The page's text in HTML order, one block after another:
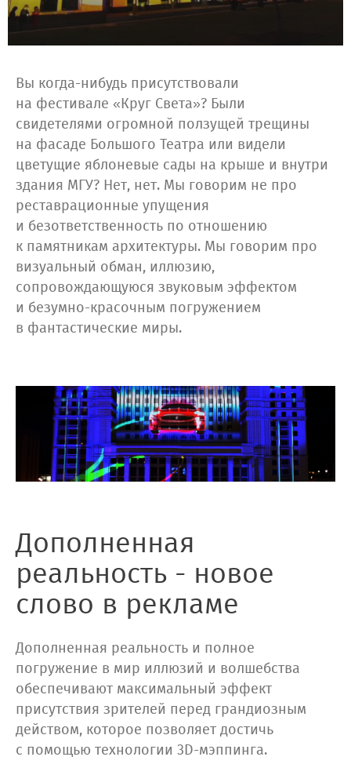
Вы когда-нибудь присутствовали
на фестивале «Круг Света»? Были
свидетелями огромной ползущей трещины
на фасаде Большого Театра или видели
цветущие яблоневые сады на крыше и внутри
здания МГУ? Нет, нет. Мы говорим не про
реставрационные упущения
и безответственность по отношению
к памятникам архитектуры. Мы говорим про
визуальный обман, иллюзию,
сопровождающуюся звуковым эффектом
и безумно-красочным погружением
в фантастические миры.
Дополненная
реальность - новое
слово в рекламе
Дополненная реальность и полное
погружение в мир иллюзий и волшебства
обеспечивают максимальный эффект
присутствия зрителей перед грандиозным
действом, которое позволяет достичь
с помощью технологии 3D-мэппинга.